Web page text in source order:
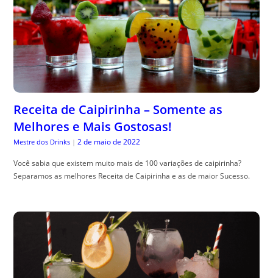
Receita de Caipirinha – Somente as
Melhores e Mais Gostosas!
Mestre dos Drinks | 2 de maio de 2022
Você sabia que existem muito mais de 100 variações de caipirinha?
Separamos as melhores Receita de Caipirinha e as de maior Sucesso.